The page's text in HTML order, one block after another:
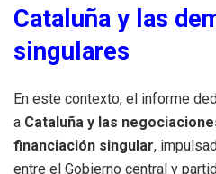
Cataluña y las
singulares
En este contexto, el informe
a Cataluña y las
financiación singular,
entre el Gobierno central y